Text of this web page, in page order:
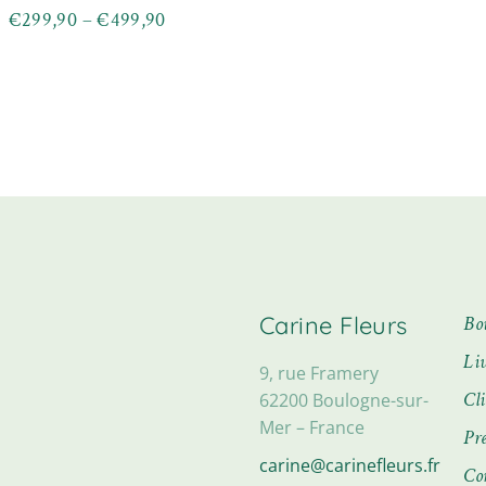
€299,90 –€499,90
Plage
choisies la
Carine Fleurs
9, rue Framery
62200 Boulogne-sur-
Mer – France
carine@carinefleurs.fr